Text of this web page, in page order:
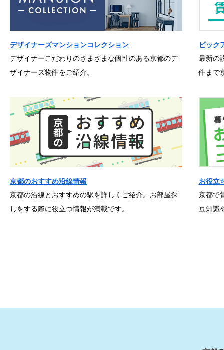
デザイナーズマンションコレクション
デザイナーこだわりのさまざまな個性のある京都のデ
ザイナーズ物件をご紹介。
ピック
最新の
件まで
京都のおすすめ沿線情報
京都の沿線とおすすめの駅を詳しくご紹介。お部屋探
しをする際に役立つ情報が満載です。
お役立
京都で
豆知識